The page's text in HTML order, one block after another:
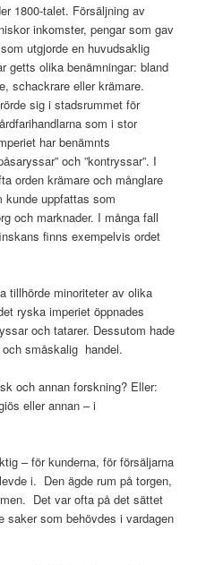
1800-talet. Försäljning av
inkomster, pengar som gav
utgjorde en huvudsaklig
getts olika benämningar: bland
schackrare eller krämare.
sig i stadsrummet för
som i stor
har benämnts
och ”kontryssar”. I
orden krämare och månglare
kunde uppfattas som
och marknader. I många fall
finns exempelvis ordet
tillhörde minoriteter av olika
ryska imperiet öppnades
och tatarer. Dessutom hade
och småskalig handel.
och annan forskning? Eller:
eller annan – i
– för kunderna, för försäljarna
i. Den ägde rum på torgen,
Det var ofta på det sättet
saker som behövdes i vardagen